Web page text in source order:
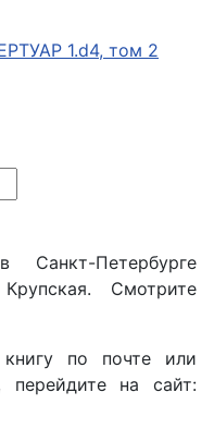
Петербурге
Смотрите
по почте или
перейдите на сайт: